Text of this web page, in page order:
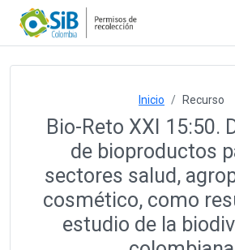
Inicio Recurso
Bio-Reto XXI 15:50.
de bioproductos
sectores salud,
cosmético, como
estudio de la